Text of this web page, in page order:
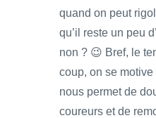
quand on peut
qu’il reste un peu
non ? 😉 Bref, le
coup, on se motive
nous permet de
coureurs et de